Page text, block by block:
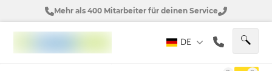
Mehr als 400 Mitarbeiter für deinen Service
DE